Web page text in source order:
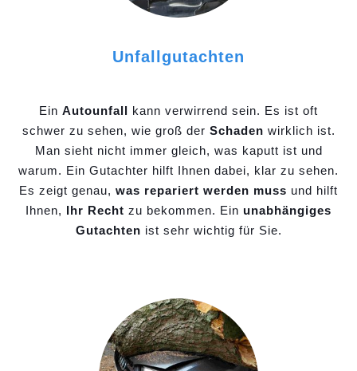
Unfallgutachten
Ein Autounfall kann verwirrend sein. Es ist oft
schwer zu sehen, wie groß der Schaden wirklich ist.
Man sieht nicht immer gleich, was kaputt ist und
warum. Ein Gutachter hilft Ihnen dabei, klar zu sehen.
Es zeigt genau, was repariert werden muss und hilft
Ihnen, Ihr Recht zu bekommen. Ein unabhängiges
Gutachten ist sehr wichtig für Sie.